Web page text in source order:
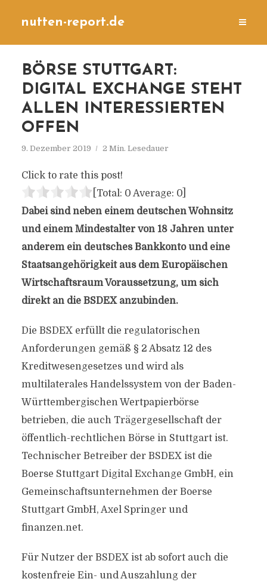
nutten-report.de
BÖRSE STUTTGART:
DIGITAL EXCHANGE STEHT
ALLEN INTERESSIERTEN
OFFEN
9. Dezember 2019 2 Min. Lesedauer
Click to rate this post!
[Total: 0 Average: 0]
Dabei sind neben einem deutschen Wohnsitz
und einem Mindestalter von 18 Jahren unter
anderem ein deutsches Bankkonto und eine
Staatsangehörigkeit aus dem Europäischen
Wirtschaftsraum Voraussetzung, um sich
direkt an die BSDEX anzubinden.
Die BSDEX erfüllt die regulatorischen
Anforderungen gemäß § 2 Absatz 12 des
Kreditwesengesetzes und wird als
multilaterales Handelssystem von der Baden-
Württembergischen Wertpapierbörse
betrieben, die auch Trägergesellschaft der
öffentlich-rechtlichen Börse in Stuttgart ist.
Technischer Betreiber der BSDEX ist die
Boerse Stuttgart Digital Exchange GmbH, ein
Gemeinschaftsunternehmen der Boerse
Stuttgart GmbH, Axel Springer und
finanzen.net.
Für Nutzer der BSDEX ist ab sofort auch die
kostenfreie Ein- und Auszahlung der